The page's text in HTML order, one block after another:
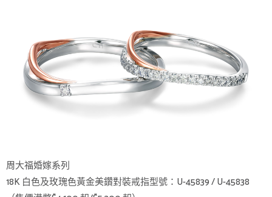
周大福婚嫁系列
18K 白色及玫瑰色黃金美鑽對裝戒指型號：U-45839 / U-45838